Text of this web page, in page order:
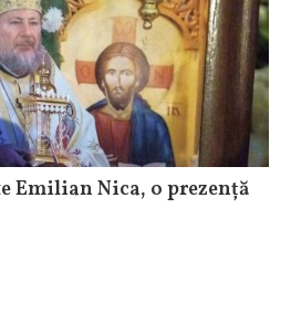
Emilian Nica, o prezență